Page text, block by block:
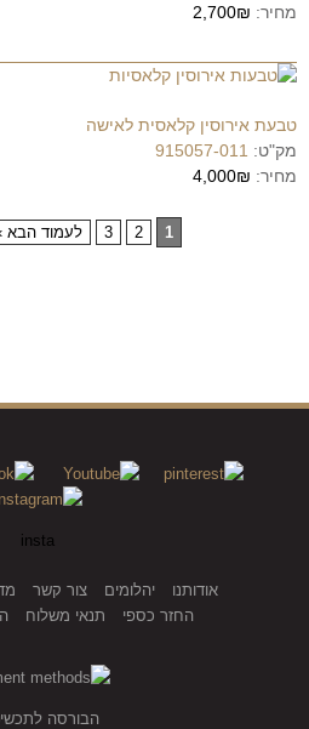
מחיר: 2,700₪
טבעת אירוסין קלאסית לאישה
מק"ט: 915057-011
מחיר: 4,000₪
1
2
3 לעמוד הבא
insta
אודותנו יהלומים צור קשר
החזר כספי
תנאי משלוח
הבורסה